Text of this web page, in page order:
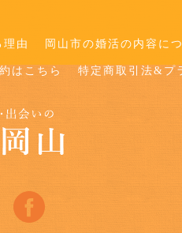
理由 岡山市の婚活の内容に
はこちら 特定商取引法&プ